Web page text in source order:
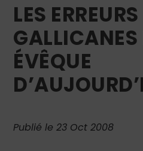
LES ERREURS
GALLICANES
ÉVÊQUE
Publié le 23 Oct 2008